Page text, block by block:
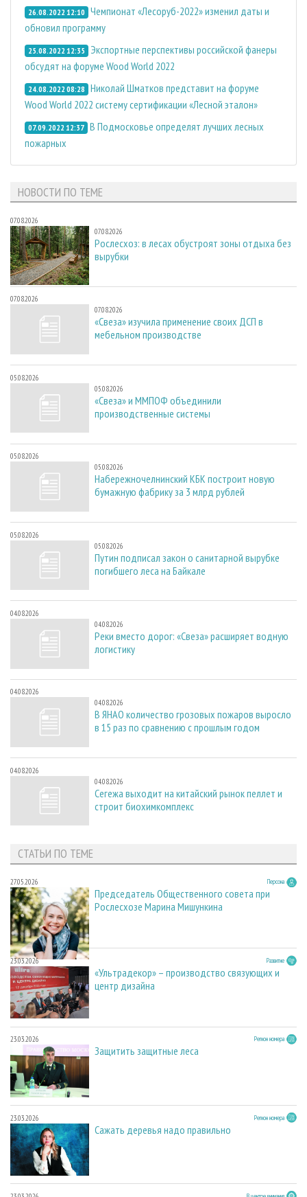
26.08.2022 12:10 Чемпионат «Лесоруб-2022» изменил даты и
обновил программу
25.08.2022 12:35
Экспортные перспективы российской фанеры
обсудят на форуме Wood World 2022
24.08.2022 08:28 Николай Шматков представит на форуме
Wood World 2022 систему сертификации «Лесной эталон»
07.09.2022 12:37 В Подмосковье определят лучших лесных
пожарных
НОВОСТИ ПО ТЕМЕ
07.08.2026
07.08.2026
Рослесхоз: в лесах обустроят зоны отдыха без
вырубки
07.08.2026
07.08.2026
«Свеза» изучила применение своих ДСП в
мебельном производстве
05.08.2026
05.08.2026
«Свеза» и ММПОФ объединили
производственные системы
05.08.2026
05.08.2026
Набережночелнинский КБК построит новую
бумажную фабрику за 3 млрд рублей
05.08.2026
05.08.2026
Путин подписал закон о санитарной вырубке
погибшего леса на Байкале
04.08.2026
04.08.2026
Реки вместо дорог: «Свеза» расширяет водную
логистику
04.08.2026
04.08.2026
В ЯНАО количество грозовых пожаров выросло
в 15 раз по сравнению с прошлым годом
04.08.2026
04.08.2026
Сегежа выходит на китайский рынок пеллет и
строит биохимкомплекс
СТАТЬИ ПО ТЕМЕ
27.05.2026 Персона
Председатель Общественного совета при
Рослесхозе Марина Мишункина
23.03.2026 Развитие
«Ультрадекор» – производство связующих и
центр дизайна
23.03.2026 Регион номера
Защитить защитные леса
23.03.2026 Регион номера
Сажать деревья надо правильно